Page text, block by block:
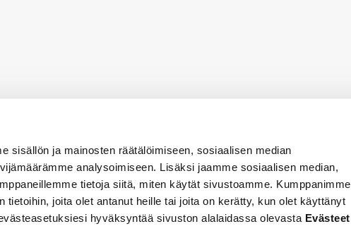
sisällön ja mainosten räätälöimiseen, sosiaalisen median
analysoimiseen. Lisäksi jaamme sosiaalisen median,
tietoja siitä, miten käytät sivustoamme. Kumppanimme
tietoihin, joita olet antanut heille tai joita on kerätty, kun olet käyttänyt
hyväksyntää sivuston alalaidassa olevasta Evästeet